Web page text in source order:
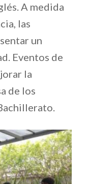
A medida
las
un
Eventos de
la
de los